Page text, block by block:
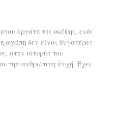
εργάτη της σκέψης, ενός
αγάπη δεν είναι θυγατέρες
στην ιστορία του
την ανθρώπινη ψυχή. Έχει